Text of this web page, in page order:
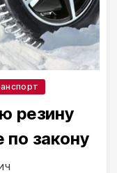
резину
закону